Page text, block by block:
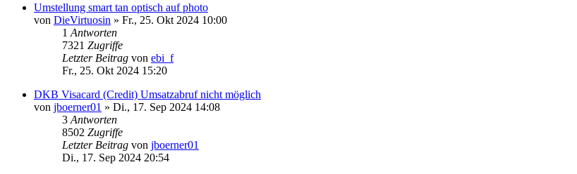
Umstellung smart tan optisch auf photo
von DieVirtuosin » Fr., 25. Okt 2024 10:00
1 Antworten
7321 Zugriffe
Letzter Beitrag von ebi_f
Fr., 25. Okt 2024 15:20
DKB Visacard (Credit) Umsatzabruf nicht möglich
von jboerner01 » Di., 17. Sep 2024 14:08
3 Antworten
8502 Zugriffe
Letzter Beitrag von jboerner01
Di., 17. Sep 2024 20:54